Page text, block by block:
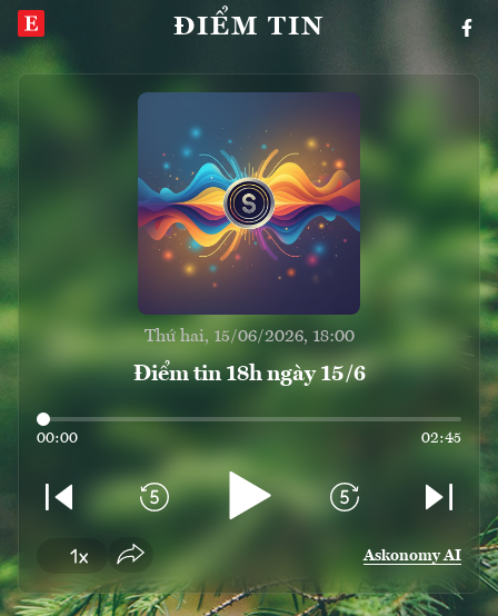
ĐIỂM TIN
Thứ hai, 15/06/2026, 18:00
Điểm tin 18h ngày 15/6
00:00 02:45
Askonomy AI